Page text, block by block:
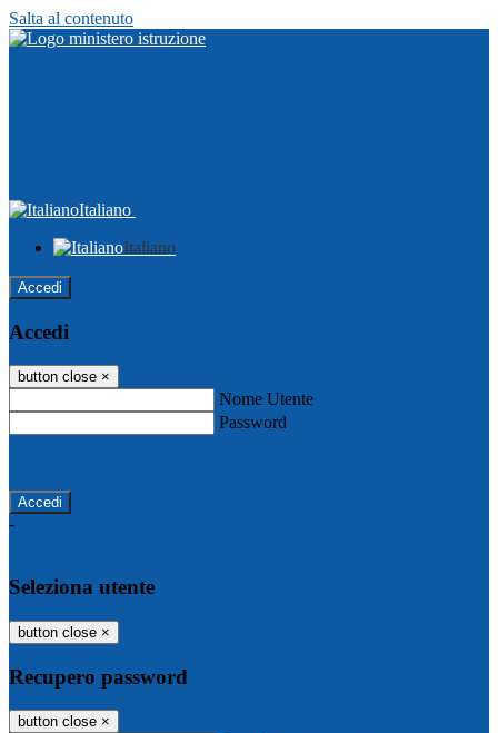
Salta al contenuto
Italiano
Italiano
Accedi
Accedi
button close ×
Nome Utente
Password
-
Seleziona utente
button close ×
Recupero password
button close ×